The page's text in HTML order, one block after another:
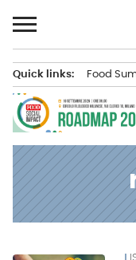
al
contenuto
principale
Quick links: Food